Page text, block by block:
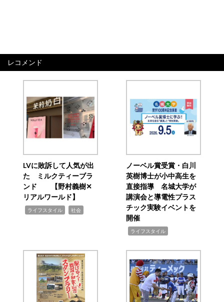
レコメンド
LVに敗訴して人気が出
た ミルクティーブラ
ンド 【野村義樹✕
リアルワールド】
ライフスタイル 社会
ノーベル賞受賞・白川
英樹博士が小中高生を
直接指導 名城大学が
講演会と導電性プラス
チック実験イベントを
開催
ライフスタイル